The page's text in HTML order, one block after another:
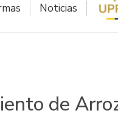
Noticias
de